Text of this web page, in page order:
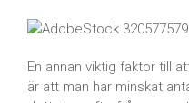
En annan viktig faktor till
är att man har minskat